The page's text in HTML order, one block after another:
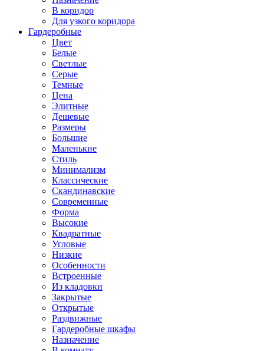
В коридор
Для узкого коридора
Гардеробные
Цвет
Белые
Светлые
Серые
Темные
Цена
Элитные
Дешевые
Размеры
Большие
Маленькие
Стиль
Минимализм
Классические
Скандинавские
Современные
Форма
Высокие
Квадратные
Угловые
Низкие
Особенности
Встроенные
Из кладовки
Закрытые
Открытые
Раздвижные
Гардеробные шкафы
Назначение